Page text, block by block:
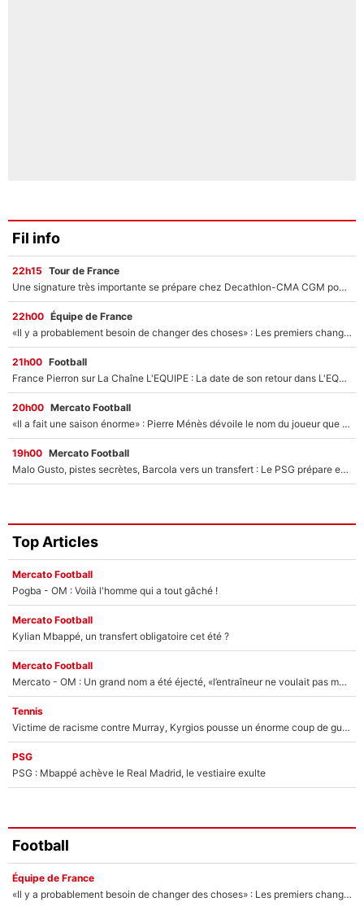
Fil info
22h15 Tour de France
Une signature très importante se prépare chez Decathlon-CMA CGM pour aider Paul Seixas à gagner le Tour de France 2027
22h00 Équipe de France
«Il y a probablement besoin de changer des choses» : Les premiers changements de Zinedine Zidane en équipe de France sont révélés ?
21h00 Football
France Pierron sur La Chaîne L'EQUIPE : La date de son retour dans L'EQUIPE de Choc est connue... et c'était très attendu
20h00 Mercato Football
«Il a fait une saison énorme» : Pierre Ménès dévoile le nom du joueur que l’OM devait absolument recruter cet été, l’IA valide la piste !
19h00 Mercato Football
Malo Gusto, pistes secrètes, Barcola vers un transfert : Le PSG prépare encore des surprises sur le mercato
Top Articles
Mercato Football
Pogba - OM : Voilà l'homme qui a tout gâché !
Mercato Football
Kylian Mbappé, un transfert obligatoire cet été ?
Mercato Football
Mercato - OM : Un grand nom a été éjecté, «l’entraîneur ne voulait pas me conserver»
Tennis
Victime de racisme contre Murray, Kyrgios pousse un énorme coup de gueule !
PSG
PSG : Mbappé achève le Real Madrid, le vestiaire exulte
Football
Équipe de France
«Il y a probablement besoin de changer des choses» : Les premiers changements de Zinedine Zidane en équipe de France sont révélés ?